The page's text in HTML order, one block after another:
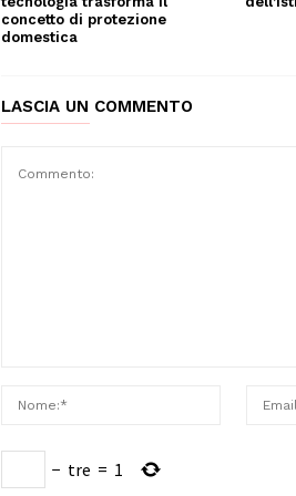
concetto di protezione
domestica
LASCIA UN COMMENTO
− tre = 1